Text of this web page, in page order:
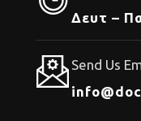
Δευτ –
Send Us